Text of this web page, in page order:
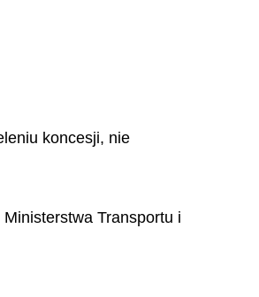
koncesji, nie
Transportu i